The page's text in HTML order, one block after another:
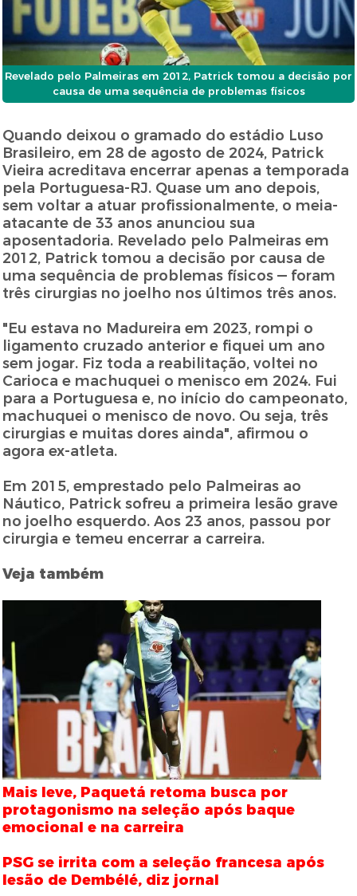
Revelado pelo Palmeiras em 2012, Patrick tomou a decisão por
causa de uma sequência de problemas físicos
Quando deixou o gramado do estádio Luso
Brasileiro, em 28 de agosto de 2024, Patrick
Vieira acreditava encerrar apenas a temporada
pela Portuguesa-RJ. Quase um ano depois,
sem voltar a atuar profissionalmente, o meia-
atacante de 33 anos anunciou sua
aposentadoria. Revelado pelo Palmeiras em
2012, Patrick tomou a decisão por causa de
uma sequência de problemas físicos — foram
três cirurgias no joelho nos últimos três anos.
"Eu estava no Madureira em 2023, rompi o
ligamento cruzado anterior e fiquei um ano
sem jogar. Fiz toda a reabilitação, voltei no
Carioca e machuquei o menisco em 2024. Fui
para a Portuguesa e, no início do campeonato,
machuquei o menisco de novo. Ou seja, três
cirurgias e muitas dores ainda", afirmou o
agora ex-atleta.
Em 2015, emprestado pelo Palmeiras ao
Náutico, Patrick sofreu a primeira lesão grave
no joelho esquerdo. Aos 23 anos, passou por
cirurgia e temeu encerrar a carreira.
Veja também
Mais leve, Paquetá retoma busca por
protagonismo na seleção após baque
emocional e na carreira
PSG se irrita com a seleção francesa após
lesão de Dembélé, diz jornal